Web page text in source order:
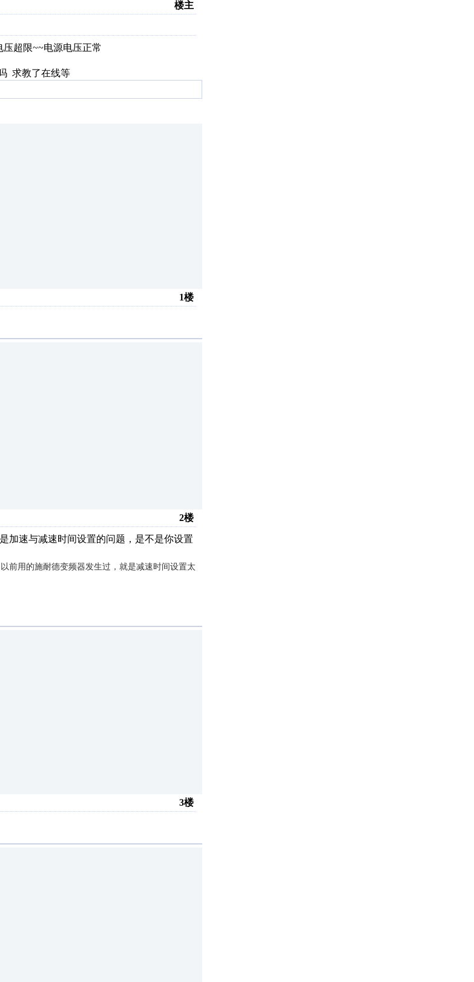
楼主
超限~~电源电压正常
求教了在线等
1楼
2楼
加速与减速时间设置的问题，是不是你设置
前用的施耐德变频器发生过，就是减速时间设置太
3楼